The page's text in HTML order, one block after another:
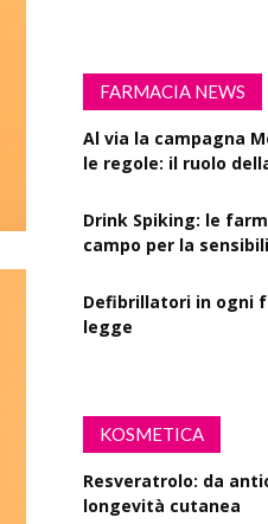
FARMACIA NEWS
Al via la campagna
le regole: il ruolo
Drink Spiking: le
campo per la
Defibrillatori in ogni
legge
KOSMETICA
Resveratrolo: da
longevità cutanea